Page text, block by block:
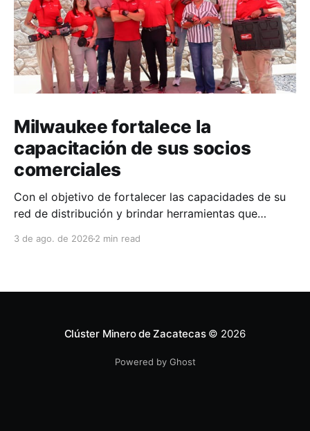
Milwaukee fortalece la
capacitación de sus socios
comerciales
Con el objetivo de fortalecer las capacidades de su
red de distribución y brindar herramientas que
técnico, Milwaukee llevó a cabo una capacitación
3 de ago. de 2026 2 min read
Clúster Minero de Zacatecas© 2026
Powered by Ghost